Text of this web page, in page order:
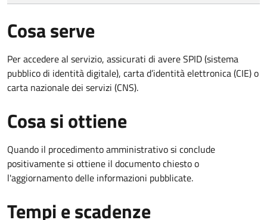
Cosa serve
Per accedere al servizio, assicurati di avere SPID (sistema
pubblico di identità digitale), carta d’identità elettronica (CIE) o
carta nazionale dei servizi (CNS).
Cosa si ottiene
Quando il procedimento amministrativo si conclude
positivamente si ottiene il documento chiesto o
l'aggiornamento delle informazioni pubblicate.
Tempi e scadenze